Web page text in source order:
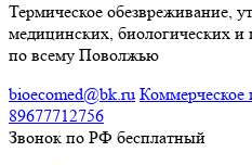
Термическое обезвреживание,
медицинских, биологических
по всему Поволжью
bioecomed@bk.ru Коммерческое
89677712756
Звонок по РФ бесплатный